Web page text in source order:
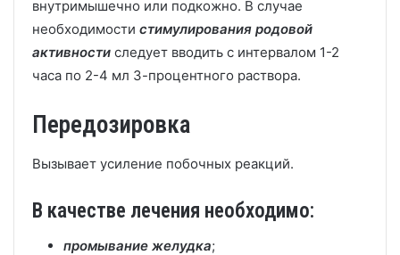
внутримышечно или подкожно. В случае
необходимости стимулирования родовой
активности следует вводить с интервалом 1-2
часа по 2-4 мл 3-процентного раствора.
Передозировка
Вызывает усиление побочных реакций.
В качестве лечения необходимо:
промывание желудка;